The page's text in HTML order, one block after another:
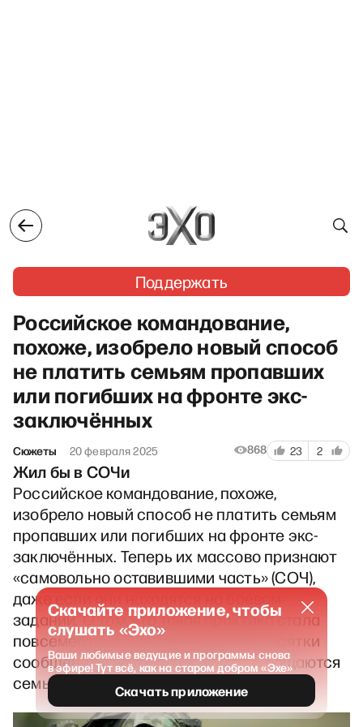
Поддержать
Российское командование,
похоже, изобрело новый способ
не платить семьям пропавших
или погибших на фронте экс-
заключённых
Сюжеты 20 февраля 2025 868 23 2
Жил бы в СОЧи
Российское командование, похоже,
изобрело новый способ не платить семьям
пропавших или погибших на фронте экс-
заключённых. Теперь их массово признают
«самовольно оставившими часть» (СОЧ),
даже если они находятся на боевом
задании. О том, что такая практика стала
повсеместной, свидетельствуют десятки
сообщений в чатах и группах, где общаются
семьи российских военных.
Скачайте приложение, чтобы
слушать «Эхо»
Ваши любимые ведущие и программы снова
в эфире! Тут всё, как на старом добром «Эхе»
Скачать приложение